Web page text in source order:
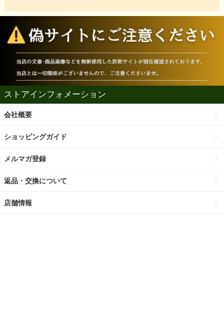
ストアインフォメーション
会社概要
ショッピングガイド
メルマガ登録
返品・交換について
店舗情報